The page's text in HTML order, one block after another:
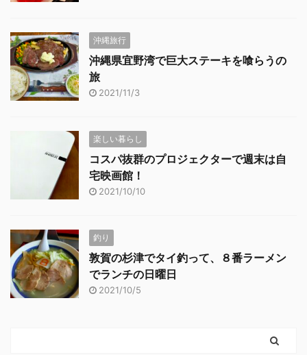
沖縄旅行
沖縄県宜野湾で巨大ステーキを喰らうの
旅
2021/11/3
楽しい暮らし
コスパ抜群のプロジェクターで週末は自
宅映画館！
2021/10/10
釣り
敦賀の杉津でタイ釣って、８番ラーメン
でランチの日曜日
2021/10/5